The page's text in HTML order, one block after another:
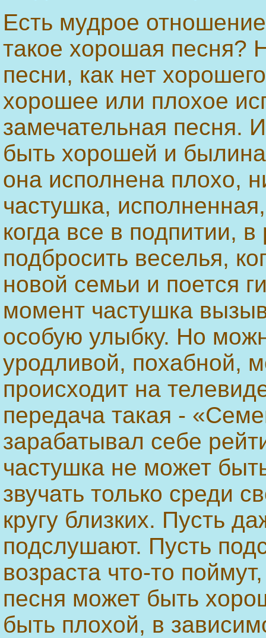
Есть мудрое
такое хорошая песня?
песни, как нет
хорошее или плохое
замечательная песня.
быть хорошей и
она исполнена плохо,
частушка,
когда все в подпитии, в
подбросить веселья,
новой семьи и поется
момент частушка
особую улыбку. Но
уродливой, похабной,
происходит на
передача такая -
зарабатывал себе
частушка не может
звучать только среди
кругу близких. Пусть
подслушают. Пусть
возраста что-то
песня может быть
быть плохой, в